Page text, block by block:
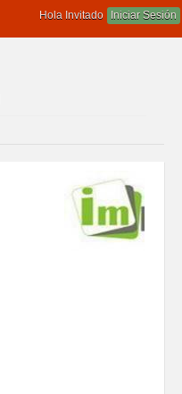
Iniciar Sesión
Hola Invitado